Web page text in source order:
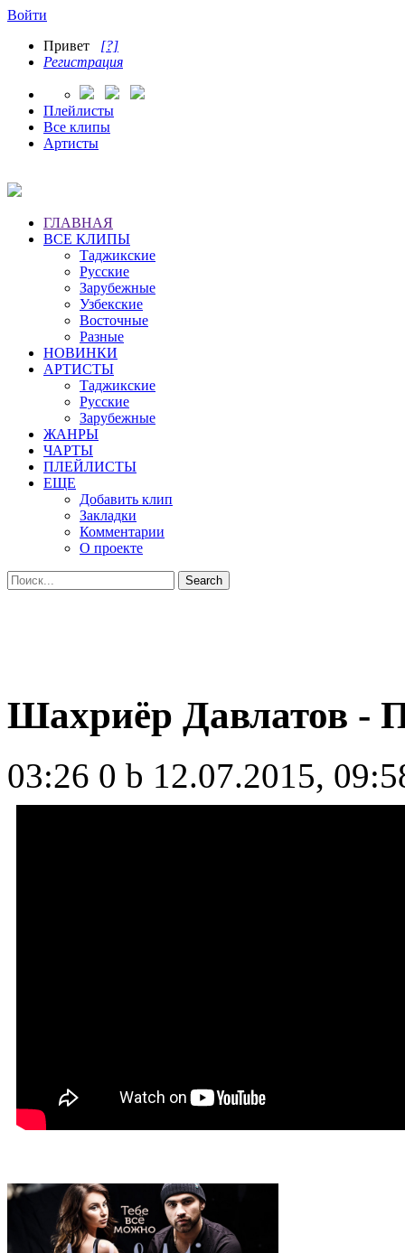
Войти
Привет [?]
Регистрация
Плейлисты
Все клипы
Артисты
ГЛАВНАЯ
ВСЕ КЛИПЫ
Таджикские
Русские
Зарубежные
Узбекские
Восточные
Разные
НОВИНКИ
АРТИСТЫ
Таджикские
Русские
Зарубежные
ЖАНРЫ
ЧАРТЫ
ПЛЕЙЛИСТЫ
ЕЩЕ
Добавить клип
Закладки
Комментарии
О проекте
Шахриёр Давлатов -
03:26 0 b 12.07.2015,